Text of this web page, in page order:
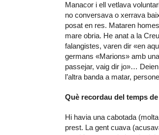
Manacor i ell vetlava
no conversava o xerrava
posat en res. Mataren
mare obria. He anat a la
falangistes, varen dir «en
germans «Marions» amb
passejar, vaig dir jo»…
l’altra banda a matar,
Què recordau del temps
Hi havia una cabotada
prest. La gent cuava